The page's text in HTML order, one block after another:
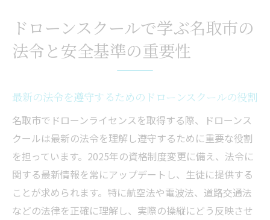
ドローンスクールで学ぶ名取市の
法令と安全基準の重要性
最新の法令を遵守するためのドローンスクールの役割
名取市でドローンライセンスを取得する際、ドローンス
クールは最新の法令を理解し遵守するために重要な役割
を担っています。2025年の資格制度変更に備え、法令に
関する最新情報を常にアップデートし、生徒に提供する
ことが求められます。特に航空法や電波法、道路交通法
などの法律を正確に理解し、実際の操縦にどう反映させ